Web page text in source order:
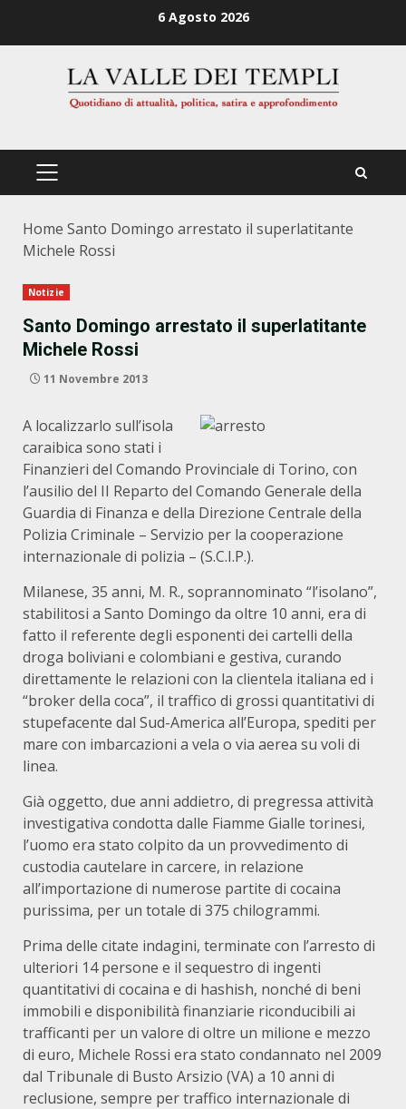
6 Agosto 2026
PRIMÄRES
Home Santo Domingo arrestato il superlatitante
Michele Rossi
Notizie
Santo Domingo arrestato il superlatitante
Michele Rossi
11 Novembre 2013
A localizzarlo sull’isola
caraibica sono stati i
Finanzieri del Comando Provinciale di Torino, con
l’ausilio del II Reparto del Comando Generale della
Guardia di Finanza e della Direzione Centrale della
Polizia Criminale – Servizio per la cooperazione
internazionale di polizia – (S.C.I.P.).
Milanese, 35 anni, M. R., soprannominato “l’isolano”,
stabilitosi a Santo Domingo da oltre 10 anni, era di
fatto il referente degli esponenti dei cartelli della
droga boliviani e colombiani e gestiva, curando
direttamente le relazioni con la clientela italiana ed i
“broker della coca”, il traffico di grossi quantitativi di
stupefacente dal Sud-America all’Europa, spediti per
mare con imbarcazioni a vela o via aerea su voli di
linea.
Già oggetto, due anni addietro, di pregressa attività
investigativa condotta dalle Fiamme Gialle torinesi,
l’uomo era stato colpito da un provvedimento di
custodia cautelare in carcere, in relazione
all’importazione di numerose partite di cocaina
purissima, per un totale di 375 chilogrammi.
Prima delle citate indagini, terminate con l’arresto di
ulteriori 14 persone e il sequestro di ingenti
quantitativi di cocaina e di hashish, nonché di beni
immobili e disponibilità finanziarie riconducibili ai
trafficanti per un valore di oltre un milione e mezzo
di euro, Michele Rossi era stato condannato nel 2009
dal Tribunale di Busto Arsizio (VA) a 10 anni di
reclusione, sempre per traffico internazionale di